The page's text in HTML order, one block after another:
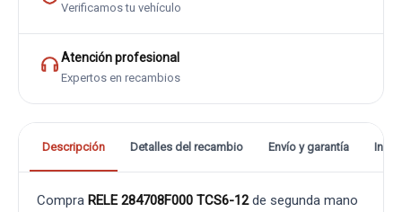
Verificamos tu vehículo
Atención profesional
Expertos en recambios
Descripción Detalles del recambio Envío y garantía
Compra RELE 284708F000 TCS6-12de segunda mano